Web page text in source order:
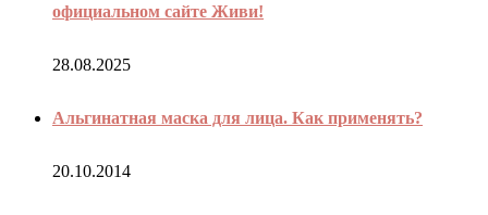
официальном сайте Живи!
28.08.2025
Альгинатная маска для лица. Как применять?
20.10.2014